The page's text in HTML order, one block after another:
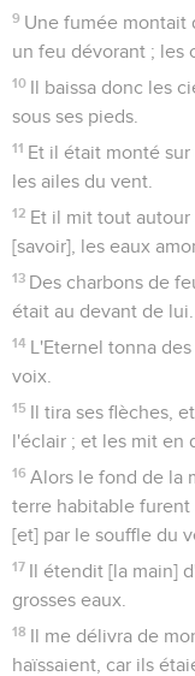
9 Une fumée montait
un feu dévorant ; les
10 Il baissa donc les
sous ses pieds.
11 Et il était monté
les ailes du vent.
12 Et il mit tout
[savoir], les eaux
13 Des charbons de
était au devant de lui.
14 L'Eternel tonna
voix.
15 Il tira ses flèches,
l'éclair ; et les mit en
16 Alors le fond de la
terre habitable furent
[et] par le souffle du
17 Il étendit [la main]
grosses eaux.
18 Il me délivra de
haïssaient, car ils